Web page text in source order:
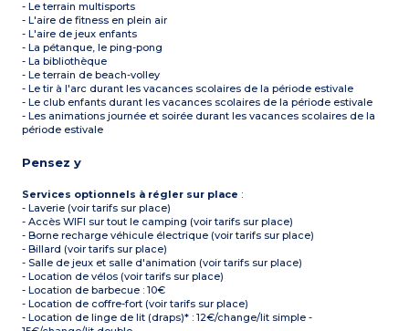
- Le terrain multisports
- L'aire de fitness en plein air
- L'aire de jeux enfants
- La pétanque, le ping-pong
- La bibliothèque
- Le terrain de beach-volley
- Le tir à l'arc durant les vacances scolaires de la période estivale
- Le club enfants durant les vacances scolaires de la période estivale
- Les animations journée et soirée durant les vacances scolaires de la
période estivale
Pensez y
Services optionnels à régler sur place :
- Laverie (voir tarifs sur place)
- Accès WIFI sur tout le camping (voir tarifs sur place)
- Borne recharge véhicule électrique (voir tarifs sur place)
- Billard (voir tarifs sur place)
- Salle de jeux et salle d'animation (voir tarifs sur place)
- Location de vélos (voir tarifs sur place)
- Location de barbecue : 10€
- Location de coffre-fort (voir tarifs sur place)
- Location de linge de lit (draps)* : 12€/change/lit simple -